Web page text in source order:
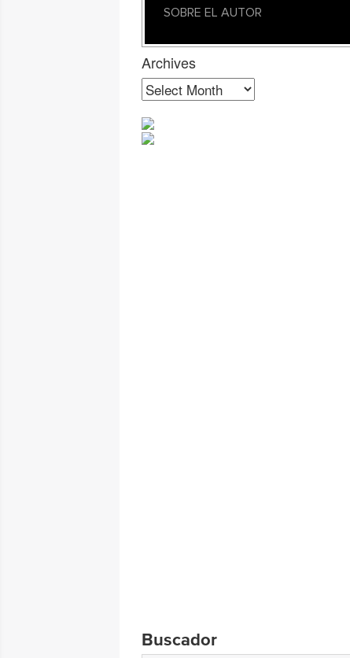
SOBRE EL AUTOR
Archives
Archives
Buscador